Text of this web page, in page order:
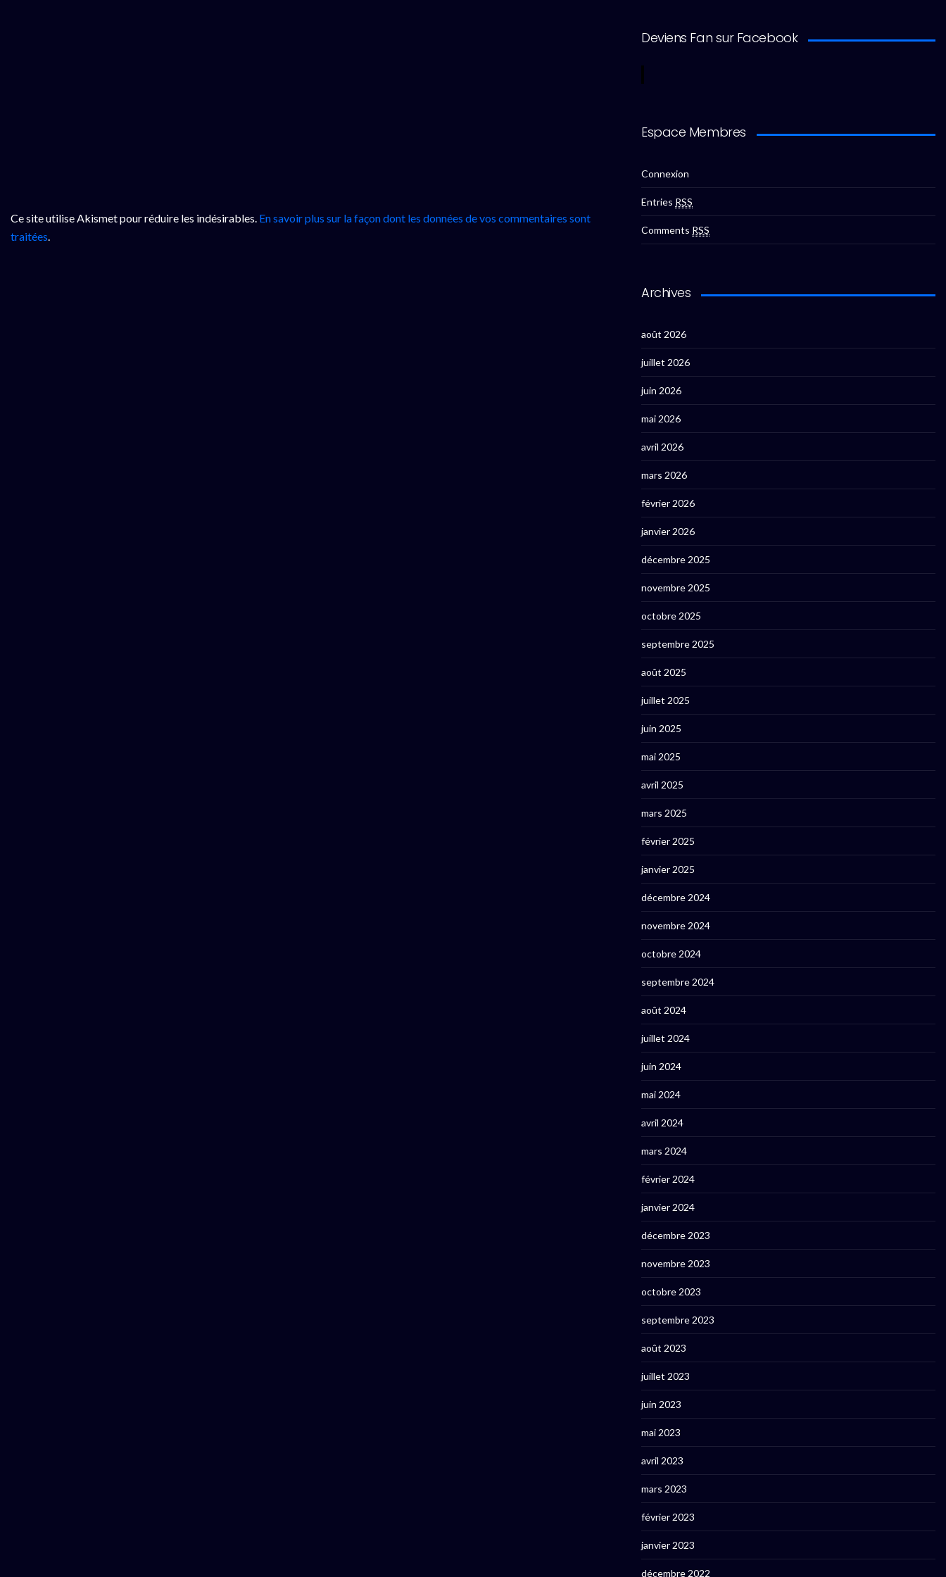
Ce site utilise Akismet pour réduire les indésirables. En savoir plus sur la façon dont les données de vos commentaires sont
traitées.
Deviens Fan sur Facebook
Espace Membres
Connexion
Entries RSS
Comments RSS
Archives
août 2026
juillet 2026
juin 2026
mai 2026
avril 2026
mars 2026
février 2026
janvier 2026
décembre 2025
novembre 2025
octobre 2025
septembre 2025
août 2025
juillet 2025
juin 2025
mai 2025
avril 2025
mars 2025
février 2025
janvier 2025
décembre 2024
novembre 2024
octobre 2024
septembre 2024
août 2024
juillet 2024
juin 2024
mai 2024
avril 2024
mars 2024
février 2024
janvier 2024
décembre 2023
novembre 2023
octobre 2023
septembre 2023
août 2023
juillet 2023
juin 2023
mai 2023
avril 2023
mars 2023
février 2023
janvier 2023
décembre 2022